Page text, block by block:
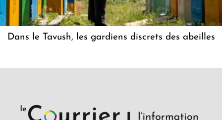
Dans le Tavush, les gardiens discrets des abeilles